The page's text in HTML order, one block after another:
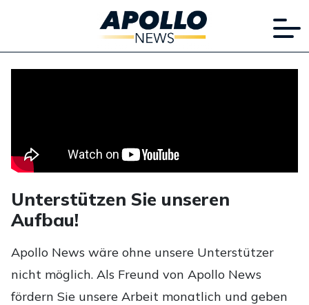
Unterstützen Sie unseren
Aufbau!
Apollo News wäre ohne unsere Unterstützer
nicht möglich. Als Freund von Apollo News
fördern Sie unsere Arbeit monatlich und geben